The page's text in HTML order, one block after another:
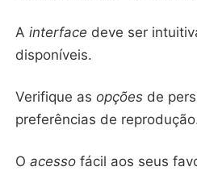
A interface deve ser
disponíveis.
Verifique as opções de
preferências de
O acesso fácil aos seus